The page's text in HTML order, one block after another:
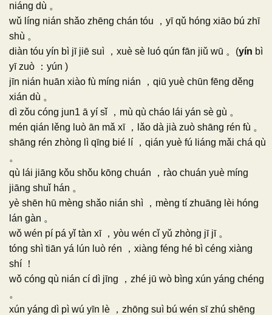
niáng dù 。
wǔ líng nián shǎo zhēng chán tóu ，yī qǔ hóng xiāo bú zhī
shù 。
diàn tóu yín bì jī jiē suì ，xuè sè luó qún fān jiǔ wū 。(yín bì
yī zuò ：yún )
jīn nián huān xiào fù míng nián ，qiū yuè chūn fēng děng
xián dù 。
dì zǒu cóng jun1 ā yí sǐ ，mù qù cháo lái yán sè gù 。
mén qián lěng luò ān mǎ xī ，lǎo dà jià zuò shāng rén fù 。
shāng rén zhòng lì qīng bié lí ，qián yuè fú liáng mǎi chá qù
。
qù lái jiāng kǒu shǒu kōng chuán ，rào chuán yuè míng
jiāng shuǐ hán 。
yè shēn hū mèng shǎo nián shì ，mèng tí zhuāng lèi hóng
lán gàn 。
wǒ wén pí pá yǐ tàn xī ，yòu wén cǐ yǔ zhòng jī jī 。
tóng shì tiān yá lún luò rén ，xiàng féng hé bì céng xiàng
shí ！
wǒ cóng qù nián cí dì jīng ，zhé jū wò bìng xún yáng chéng
。
xún yáng dì pì wú yīn lè ，zhōng suì bú wén sī zhú shēng